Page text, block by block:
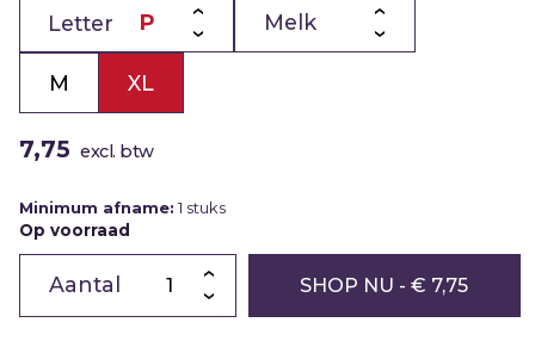
Letter
XL
M
7,75 excl. btw
Minimum afname: 1 stuks
Op voorraad
Chocoladeletter
melk
SHOP NU - € 7,75